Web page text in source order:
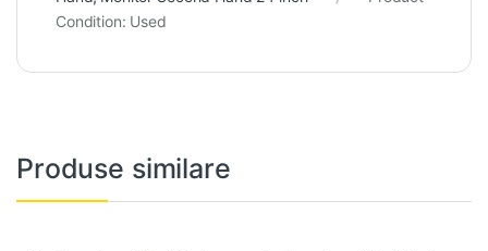
Condition: Used
Produse similare